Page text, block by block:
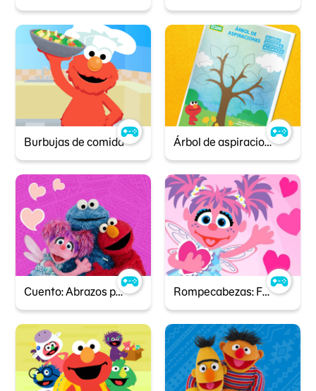
Burbujas de comida Árbol de aspiraciones
Cuento: Abrazos peludos y monstruosos Rompecabezas: Feliz día de San Valentín!